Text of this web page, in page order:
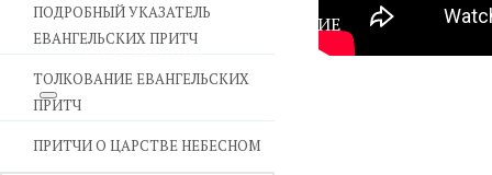
СМЕРТЬ ПОМИНОВЕНИЕ
ЕПАРХИЯ НВК
ПОДРОБНЫЙ УКАЗАТЕЛЬ
ЕВАНГЕЛЬСКИХ ПРИТЧ
ТОЛКОВАНИЕ ЕВАНГЕЛЬСКИХ
ПРИТЧ
ПРИТЧИ О ЦАРСТВЕ НЕБЕСНОМ